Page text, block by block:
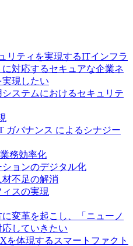
リティを実現するITインフラ
対応するセキュアな企業ネ
現したい
ステムにおけるセキュリテ
ガバナンス によるシナジー
務効率化
ションのデジタル化
不足の解消
スの実現
変革を起こし、「ニューノ
していきたい
を体現するスマートファクト